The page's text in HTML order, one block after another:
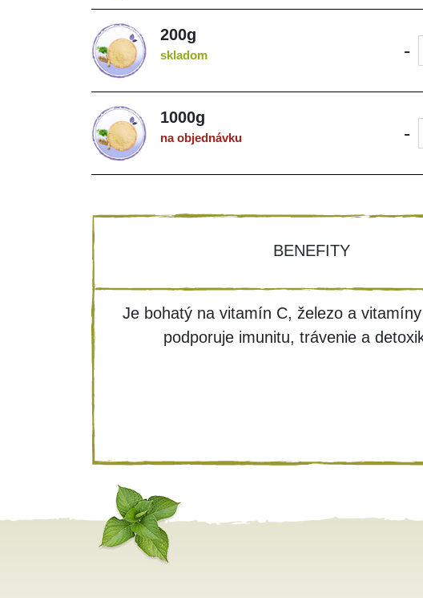
200g
skladom -
1000g
na objednávku -
BENEFITY
Je bohatý na vitamín C, železo a
podporuje imunitu, trávenie a